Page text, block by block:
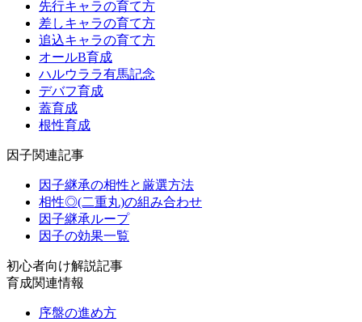
先行キャラの育て方
差しキャラの育て方
追込キャラの育て方
オールB育成
ハルウララ有馬記念
デバフ育成
蓋育成
根性育成
因子関連記事
因子継承の相性と厳選方法
相性◎(二重丸)の組み合わせ
因子継承ループ
因子の効果一覧
初心者向け解説記事
育成関連情報
序盤の進め方